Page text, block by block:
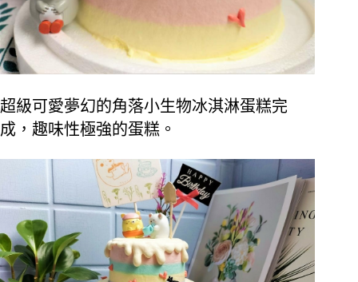
超級可愛夢幻的角落小生物冰淇淋蛋糕完
成，趣味性極強的蛋糕。